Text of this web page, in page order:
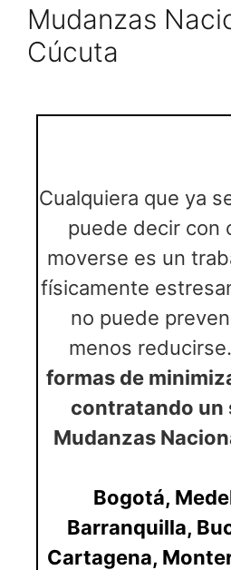
Mudanzas
Cúcuta
Cualquiera que ya
puede decir con
moverse es un
físicamente
no puede
menos reducirse.
formas de
contratando un
Mudanzas
Bogotá,
Barranquilla,
Cartagena,